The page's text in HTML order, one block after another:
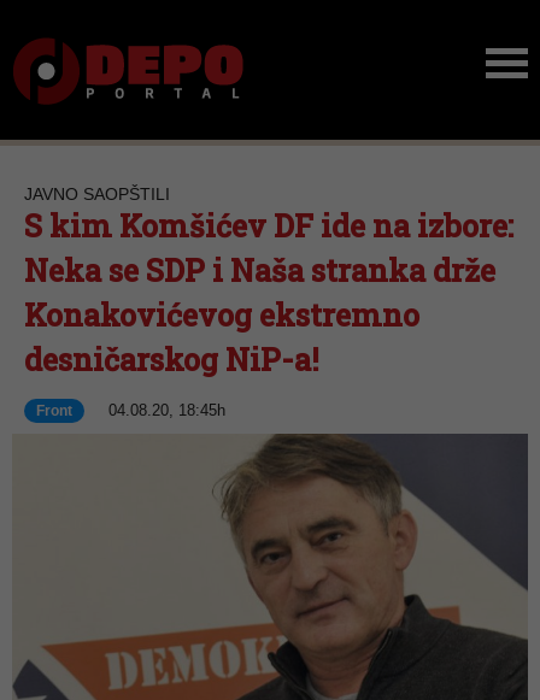
JAVNO SAOPŠTILI
S kim Komšićev DF ide na izbore:
Neka se SDP i Naša stranka drže
Konakovićevog ekstremno
desničarskog NiP-a!
Front 04.08.20, 18:45h